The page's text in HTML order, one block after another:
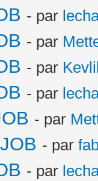
- par
- par
- par
- par
- par
- par
- par